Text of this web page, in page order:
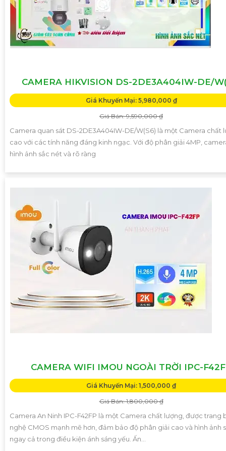
CAMERA HIKVISION DS-2DE3A404IW-DE/
Giá Khuyến Mại: 5,980,000 ₫
Giá Bán: 9,590,000 ₫
Camera quan sát DS-2DE3A404IW-DE/W(S6) là một Camera chất
cao với các tính năng đáng kinh ngạc. Với độ phân giải 4MP,
hình ảnh sắc nét và rõ ràng
CAMERA WIFI IMOU NGOÀI TRỜI IPC-
Giá Khuyến Mại: 1,500,000 ₫
Giá Bán: 1,800,000 ₫
Camera An Ninh IPC-F42FP là một Camera chất lượng, được trang
nghệ CMOS mạnh mẽ hơn, đảm bảo độ phân giải cao và hình ảnh
ngay cả trong điều kiện ánh sáng yếu. Ấn...